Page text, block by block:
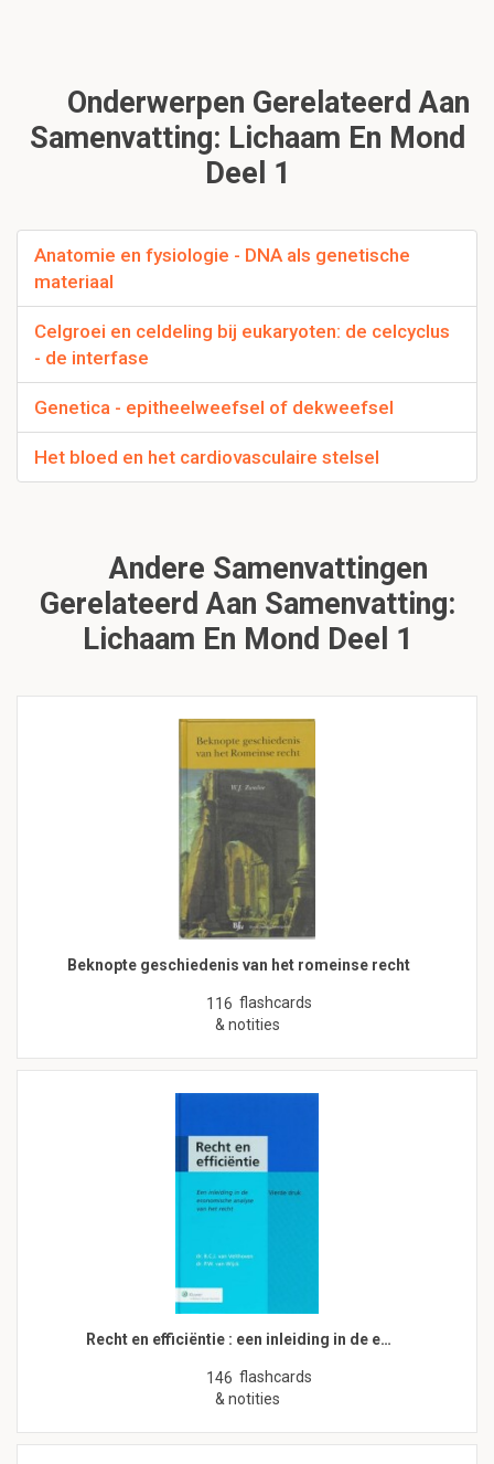
Onderwerpen Gerelateerd Aan
Samenvatting: Lichaam En Mond
Deel 1
Anatomie en fysiologie - DNA als genetische
materiaal
Celgroei en celdeling bij eukaryoten: de celcyclus
- de interfase
Genetica - epitheelweefsel of dekweefsel
Het bloed en het cardiovasculaire stelsel
Andere Samenvattingen
Gerelateerd Aan Samenvatting:
Lichaam En Mond Deel 1
Beknopte geschiedenis van het romeinse recht
116 flashcards
& notities
Recht en efficiëntie : een inleiding in de e…
146 flashcards
& notities